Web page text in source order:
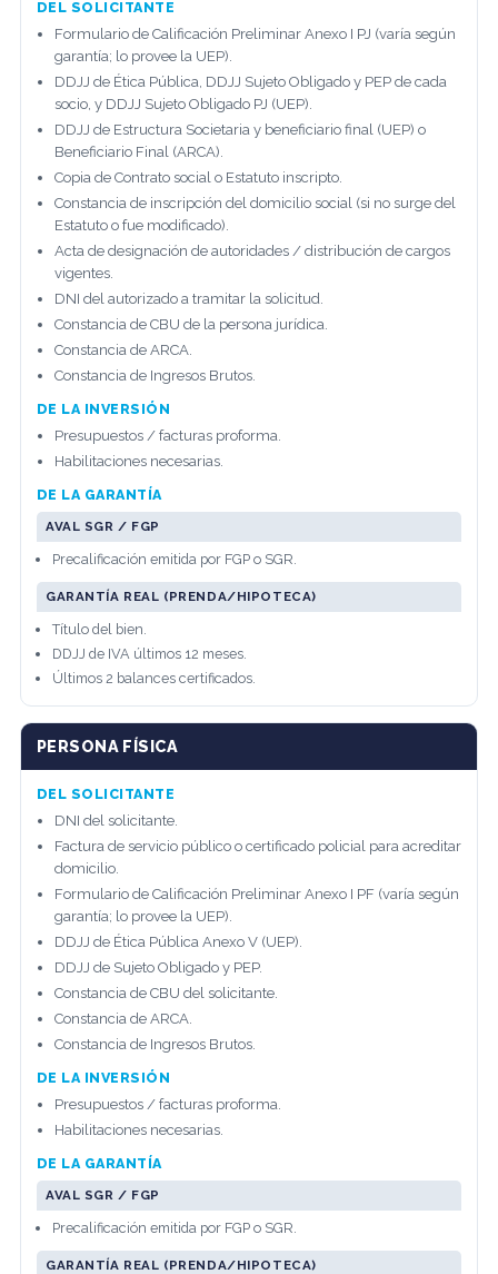
DEL SOLICITANTE
Formulario de Calificación Preliminar Anexo I PJ (varía según
garantía; lo provee la UEP).
DDJJ de Ética Pública, DDJJ Sujeto Obligado y PEP de cada
socio, y DDJJ Sujeto Obligado PJ (UEP).
DDJJ de Estructura Societaria y beneficiario final (UEP) o
Beneficiario Final (ARCA).
Copia de Contrato social o Estatuto inscripto.
Constancia de inscripción del domicilio social (si no surge del
Estatuto o fue modificado).
Acta de designación de autoridades / distribución de cargos
vigentes.
DNI del autorizado a tramitar la solicitud.
Constancia de CBU de la persona jurídica.
Constancia de ARCA.
Constancia de Ingresos Brutos.
DE LA INVERSIÓN
Presupuestos / facturas proforma.
Habilitaciones necesarias.
DE LA GARANTÍA
AVAL SGR / FGP
Precalificación emitida por FGP o SGR.
GARANTÍA REAL (PRENDA/HIPOTECA)
Título del bien.
DDJJ de IVA últimos 12 meses.
Últimos 2 balances certificados.
PERSONA FÍSICA
DEL SOLICITANTE
DNI del solicitante.
Factura de servicio público o certificado policial para acreditar
domicilio.
Formulario de Calificación Preliminar Anexo I PF (varía según
garantía; lo provee la UEP).
DDJJ de Ética Pública Anexo V (UEP).
DDJJ de Sujeto Obligado y PEP.
Constancia de CBU del solicitante.
Constancia de ARCA.
Constancia de Ingresos Brutos.
DE LA INVERSIÓN
Presupuestos / facturas proforma.
Habilitaciones necesarias.
DE LA GARANTÍA
AVAL SGR / FGP
Precalificación emitida por FGP o SGR.
GARANTÍA REAL (PRENDA/HIPOTECA)